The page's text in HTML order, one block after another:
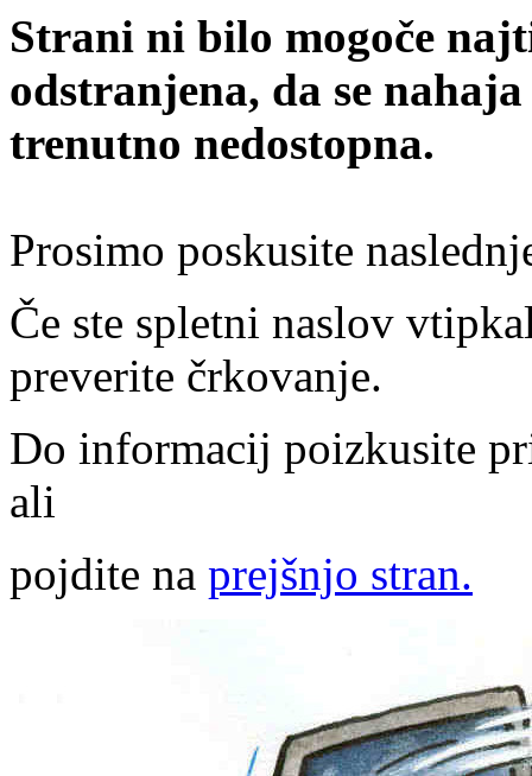
Strani ni bilo mogoče
odstranjena, da se
trenutno nedostopna.
Prosimo poskusite
Če ste spletni naslov
preverite črkovanje.
Do informacij poizkusite
ali
pojdite na prejšnjo stran.